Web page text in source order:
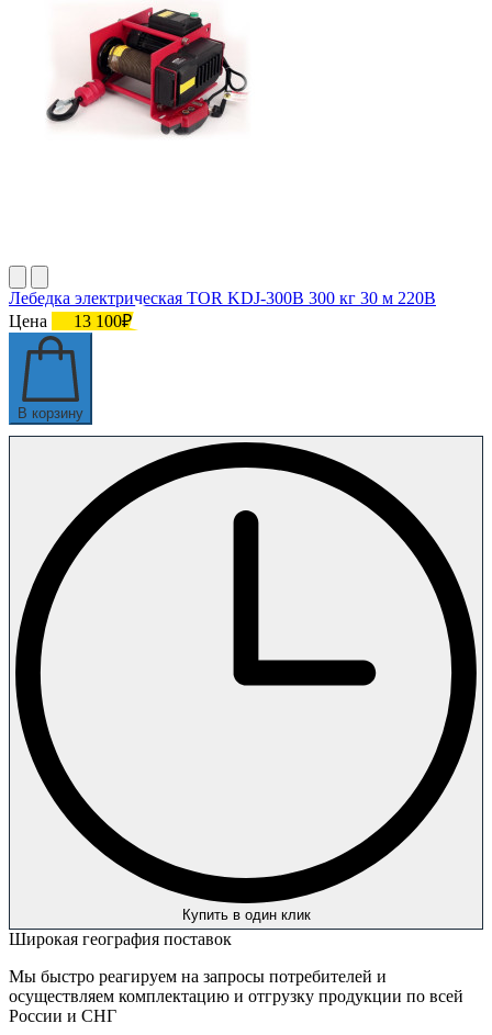
Лебедка электрическая TOR KDJ-300B 300 кг 30 м 220В
Цена
13 100₽
В корзину
Купить в один клик
Широкая география поставок
Мы быстро реагируем на запросы потребителей и
осуществляем комплектацию и отгрузку продукции по всей
России и СНГ